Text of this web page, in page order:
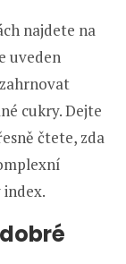
najdete na
uveden
cukry. Dejte
čtete, zda